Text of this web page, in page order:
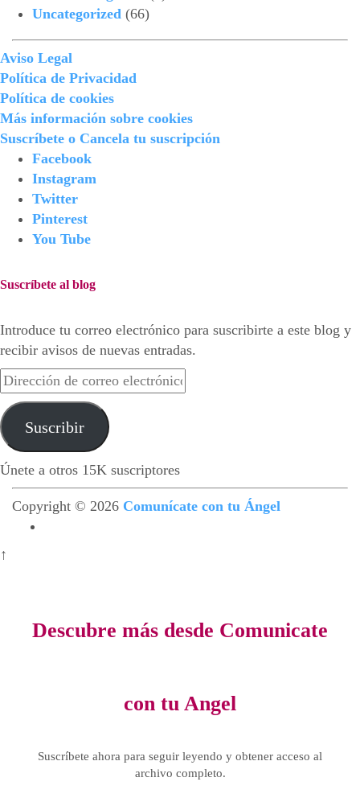
Uncategorized (66)
Aviso Legal
Política de Privacidad
Política de cookies
Más información sobre cookies
Suscríbete o Cancela tu suscripción
Facebook
Instagram
Twitter
Pinterest
You Tube
Suscríbete al blog
Introduce tu correo electrónico para suscribirte a este blog y
recibir avisos de nuevas entradas.
Dirección
de
correo
electrónico
Suscribir
Únete a otros 15K suscriptores
Copyright © 2026 Comunícate con tu Ángel
↑
Descubre más desde Comunicate
con tu Angel
Suscríbete ahora para seguir leyendo y obtener acceso al
archivo completo.